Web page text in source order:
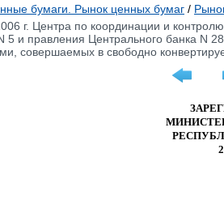
бумаги. Рынок ценных бумаг /
г. Центра по координации и
5 и правления Центрального банка N
совершаемых в свободно